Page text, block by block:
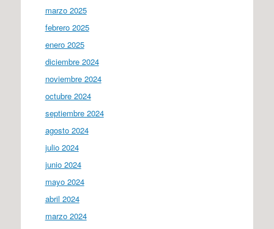
marzo 2025
febrero 2025
enero 2025
diciembre 2024
noviembre 2024
octubre 2024
septiembre 2024
agosto 2024
julio 2024
junio 2024
mayo 2024
abril 2024
marzo 2024